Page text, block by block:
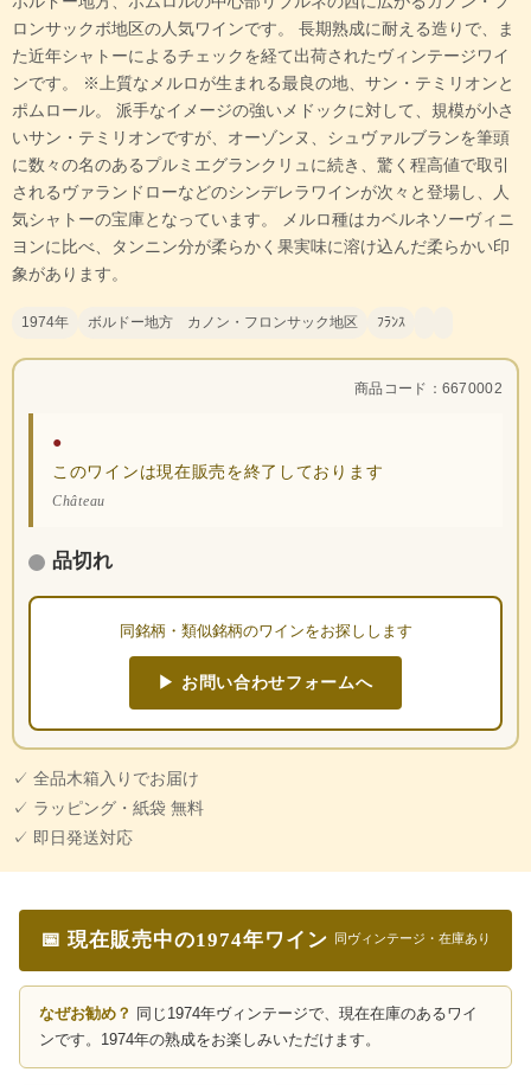
ロンサックボ地区の人気ワインです。 長期熟成に耐える造りで、ま
た近年シャトーによるチェックを経て出荷されたヴィンテージワイ
ンです。 ※上質なメルロが生まれる最良の地、サン・テミリオンと
ポムロール。 派手なイメージの強いメドックに対して、規模が小さ
いサン・テミリオンですが、オーゾンヌ、シュヴァルブランを筆頭
に数々の名のあるプルミエグランクリュに続き、驚く程高値で取引
されるヴァランドローなどのシンデレラワインが次々と登場し、人
気シャトーの宝庫となっています。 メルロ種はカベルネソーヴィニ
ヨンに比べ、タンニン分が柔らかく果実味に溶け込んだ柔らかい印
象があります。
1974年 ボルドー地方 カノン・フロンサック地区 ﾌﾗﾝｽ
商品コード：6670002
●
このワインは現在販売を終了しております
Château
品切れ
同銘柄・類似銘柄のワインをお探しします
▶ お問い合わせフォームへ
✓ 全品木箱入りでお届け
✓ ラッピング・紙袋 無料
✓ 即日発送対応
📅 現在販売中の1974年ワイン 同ヴィンテージ・在庫あり
なぜお勧め？ 同じ1974年ヴィンテージで、現在在庫のあるワイ
ンです。1974年の熟成をお楽しみいただけます。